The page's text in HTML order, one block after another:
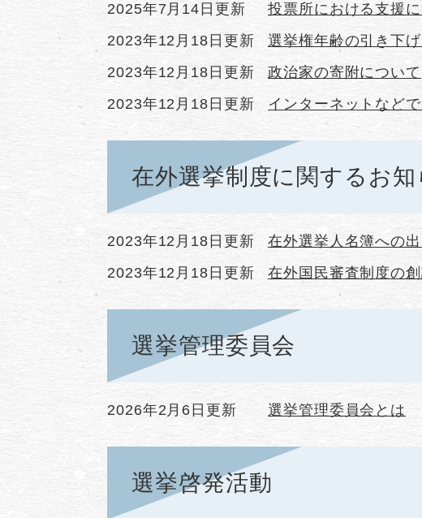
2025年7月14日更新
投票所における支援
2023年12月18日更新
選挙権年齢の引き下
2023年12月18日更新
政治家の寄附について
2023年12月18日更新
インターネットなど
在外選挙制度に関するお知
2023年12月18日更新
在外選挙人名簿への
2023年12月18日更新
在外国民審査制度の
選挙管理委員会
2026年2月6日更新 選挙管理委員会とは
選挙啓発活動